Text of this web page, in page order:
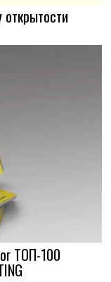
ТОП-100